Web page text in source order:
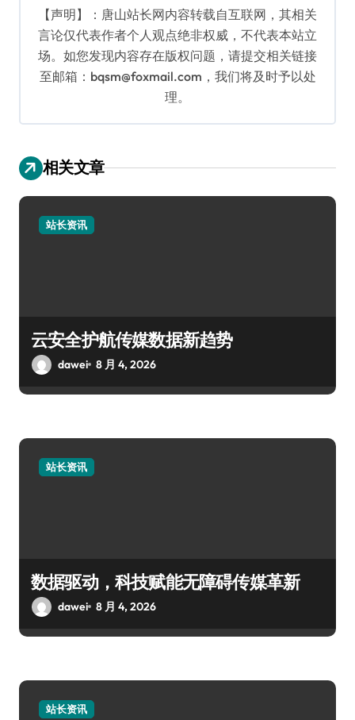
【声明】：唐山站长网内容转载自互联网，其相关
言论仅代表作者个人观点绝非权威，不代表本站立
场。如您发现内容存在版权问题，请提交相关链接
至邮箱：bqsm@foxmail.com，我们将及时予以处
理。
相关文章
站长资讯
云安全护航传媒数据新趋势
dawei 8 月 4, 2026
站长资讯
数据驱动，科技赋能无障碍传媒革新
dawei 8 月 4, 2026
站长资讯